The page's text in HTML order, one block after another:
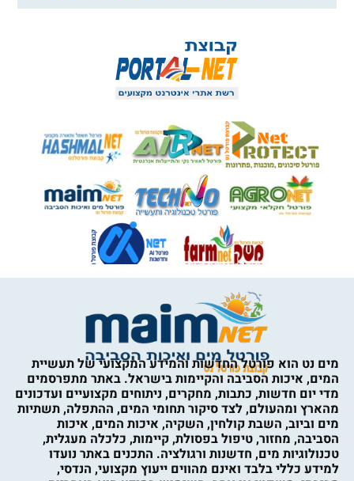
מים נט הוא פורטל החדשות והמידע המקצועי של תעשיית
המים, איכות הסביבה והקיימות בישראל. באתר מתפרסמים
מדי יום חדשות, כתבות, מחקרים, ניתוחים מקצועיים ועדכונים
מהארץ ומהעולם, לצד סיקור תחומי המים, ההתפלה, תשתיות
מים וביוב, השבת קולחין, השקיה, איכות המים, איכות
הסביבה, מחזור, טיפול בפסולת, קיימות, כלכלה מעגלית,
טכנולוגיות מים, חדשנות ורגולציה. התכנים באתר נועדו
למידע כללי בלבד ואינם מהווים ייעוץ מקצועי, הנדסי,